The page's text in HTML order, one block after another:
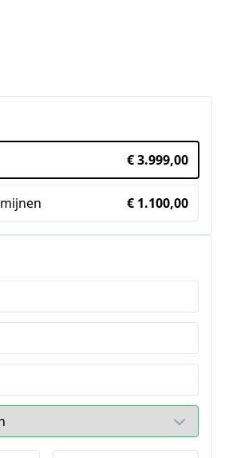
€ 3.999,00
€ 1.100,00